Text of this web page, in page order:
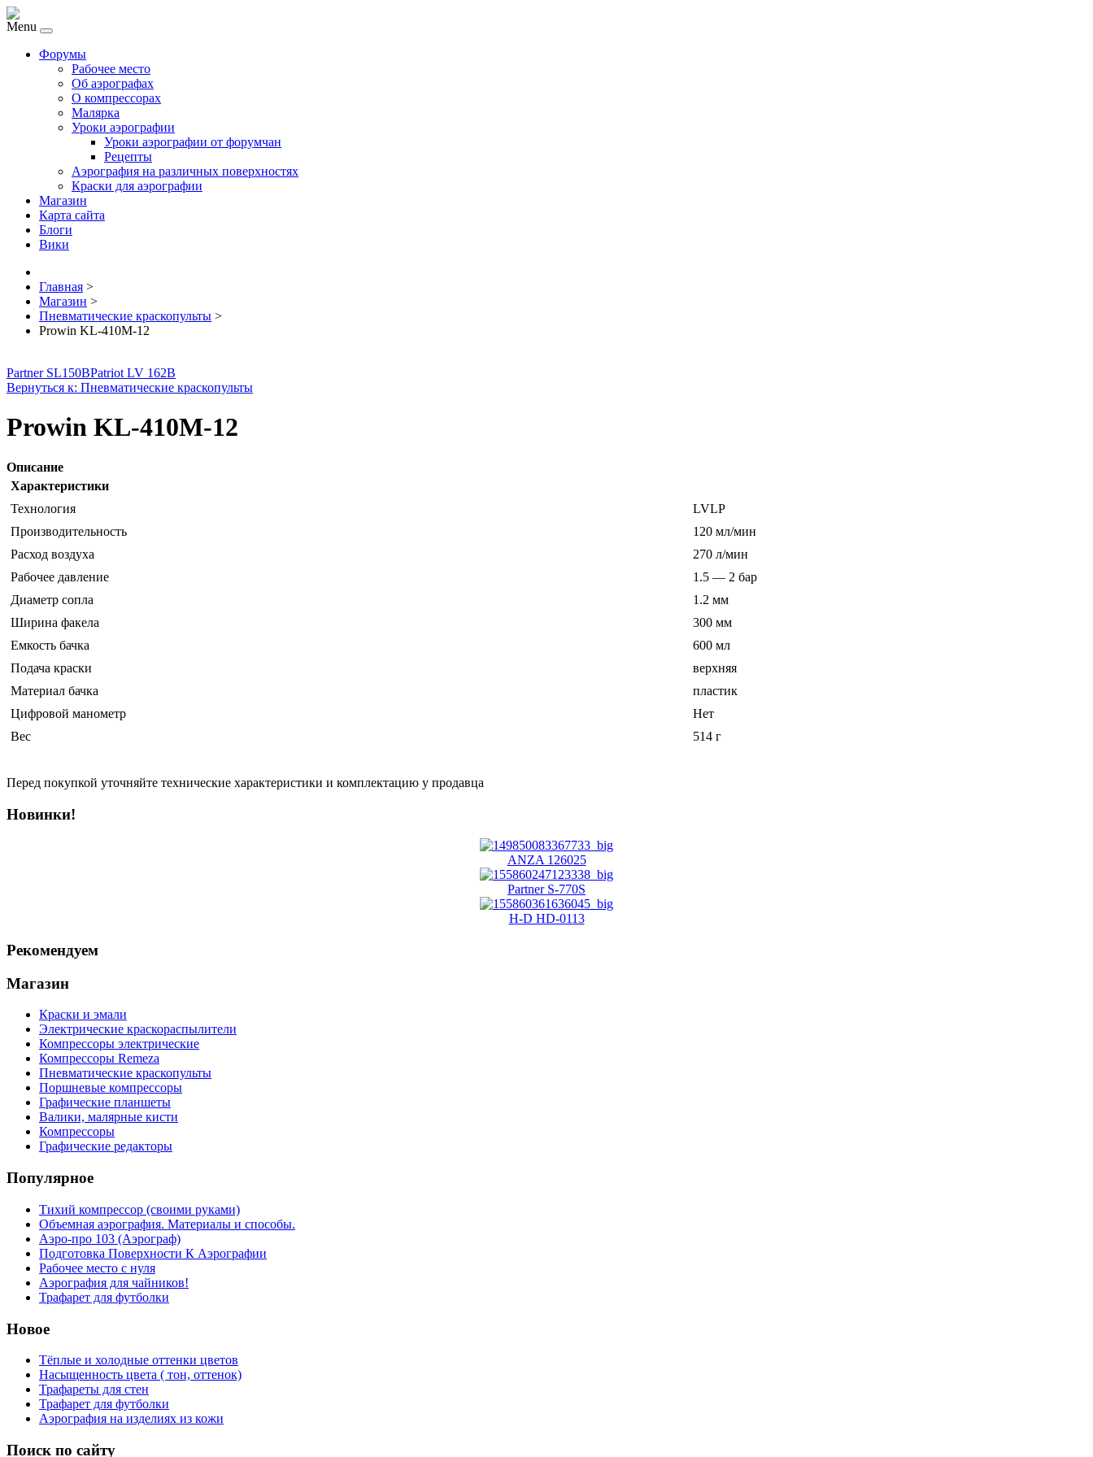
Menu
Форумы
Рабочее место
Об аэрографах
О компрессорах
Малярка
Уроки аэрографии
Уроки аэрографии от форумчан
Рецепты
Аэрография на различных поверхностях
Краски для аэрографии
Магазин
Карта сайта
Блоги
Вики
Главная >
Магазин >
Пневматические краскопульты >
Prowin KL-410M-12
Partner SL150BPatriot LV 162B
Вернуться к: Пневматические краскопульты
Prowin KL-410M-12
Описание
Характеристики
Технология
LVLP
Производительность
120 мл/мин
Расход воздуха
270 л/мин
Рабочее давление
1.5 — 2 бар
Диаметр сопла
1.2 мм
Ширина факела
300 мм
Емкость бачка
600 мл
Подача краски
верхняя
Материал бачка
пластик
Цифровой манометр
Нет
Вес
514 г
Перед покупкой уточняйте технические характеристики и комплектацию у продавца
Новинки!
ANZA 126025
Partner S-770S
H-D HD-0113
Рекомендуем
Магазин
Краски и эмали
Электрические краскораспылители
Компрессоры электрические
Компрессоры Remeza
Пневматические краскопульты
Поршневые компрессоры
Графические планшеты
Валики, малярные кисти
Компрессоры
Графические редакторы
Популярное
Тихий компрессор (своими руками)
Объемная аэрография. Материалы и способы.
Аэро-про 103 (Аэрограф)
Подготовка Поверхности К Аэрографии
Рабочее место с нуля
Аэрография для чайников!
Трафарет для футболки
Новое
Тёплые и холодные оттенки цветов
Насыщенность цвета ( тон, оттенок)
Трафареты для стен
Трафарет для футболки
Аэрография на изделиях из кожи
Поиск по сайту